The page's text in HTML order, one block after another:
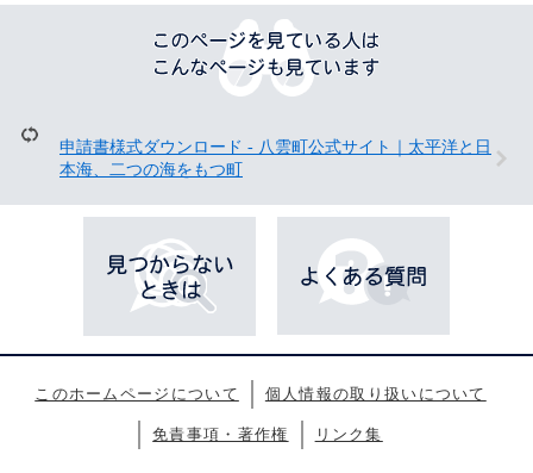
を
い
ペ
申請書様式ダウンロード - 八雲町公式サイト｜太平洋と日
本海、二つの海をもつ町
このホームページについて 個人情報の取り扱いについて
免責事項・著作権 リンク集